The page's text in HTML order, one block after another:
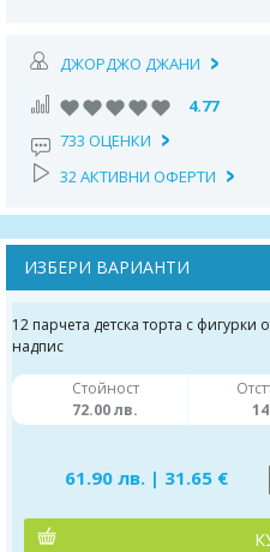
ДЖОРДЖО ДЖАНИ
4.77
733 ОЦЕНКИ
32 АКТИВНИ ОФЕРТИ
ИЗБЕРИ ВАРИАНТИ
12 парчета детска торта с
надпис
Стойност
72.00 лв.
61.90 лв. | 31.65 €